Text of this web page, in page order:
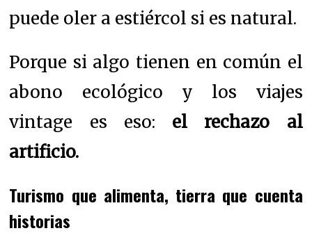
puede oler a estiércol si es natural.
Porque si algo tienen en común el
abono ecológico y los viajes
vintage es eso: el rechazo al
artificio.
Turismo que alimenta, tierra que cuenta
historias